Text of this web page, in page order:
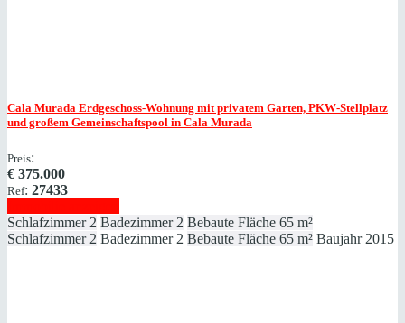
Cala Murada Erdgeschoss-Wohnung mit privatem Garten, PKW-Stellplatz
und großem Gemeinschaftspool in Cala Murada
Preis:
€ 375.000
Ref: 27433
Schlafzimmer 2 Badezimmer 2 Bebaute Fläche 65 m²
Schlafzimmer 2 Badezimmer 2 Bebaute Fläche 65 m² Baujahr 2015